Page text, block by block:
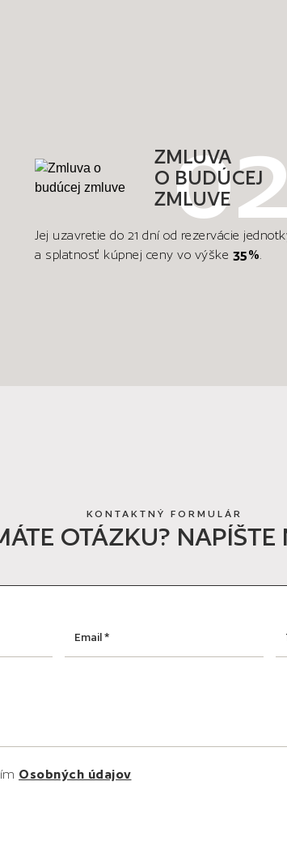
ZMLUVA
O BUDÚCEJ
ZMLUVE
Jej uzavretie do 21 dní od rezervácie
a splatnosť kúpnej ceny vo výške 35%.
KONTAKTNÝ FORMULÁR
OTÁZKU? NAPÍŠTE
Osobných údajov